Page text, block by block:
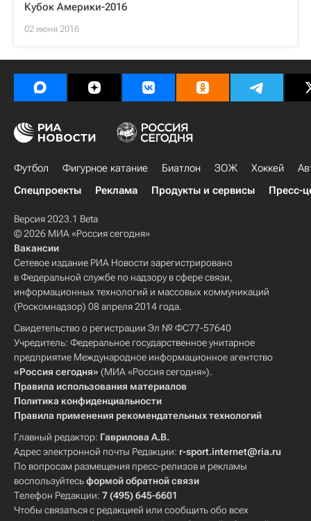
Кубок Америки-2016
02 июня 2016
Футбол Фигурное катание Биатлон ЗОЖ Хоккей
Спецпроекты
Реклама Продукты и сервисы Пресс-
Версия 2023.1 Beta
© 2026 МИА «Россия сегодня»
Вакансии
Сетевое издание РИА Новости зарегистрировано
в Федеральной службе по надзору в сфере связи,
информационных технологий и массовых коммуникаций
(Роскомнадзор) 08 апреля 2014 года.
Свидетельство о регистрации Эл № ФС77-57640
Учредитель: Федеральное государственное унитарное
предприятие Международное информационное агентство
«Россия сегодня» (МИА «Россия сегодня»).
Правила использования материалов
Политика конфиденциальности
Правила применения рекомендательных технологий
Главный редактор: Гаврилова А.В.
Адрес электронной почты Редакции: r-sport.internet@ria.ru
По вопросам размещения пресс-релизов и рекламы
воспользуйтесьформой обратной связи
Телефон Редакции: 7 (495) 645-6601
Чтобы связаться с редакцией или сообщить обо всех